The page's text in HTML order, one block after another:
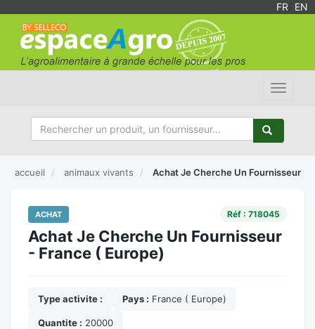
FR EN
Toggle
accueil animaux vivants Achat Je Cherche Un Fournisseur
ACHAT Réf : 718045
Achat Je Cherche Un Fournisseur
- France ( Europe)
Type activite : Pays : France ( Europe)
Quantite : 20000